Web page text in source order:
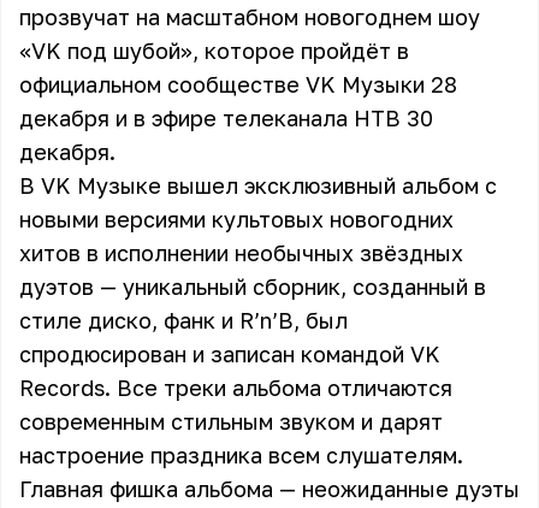
прозвучат на масштабном новогоднем шоу
«VK под шубой», которое пройдёт в
официальном сообществе VK Музыки 28
декабря и в эфире телеканала НТВ 30
декабря.
В VK Музыке вышел эксклюзивный альбом с
новыми версиями культовых новогодних
хитов в исполнении необычных звёздных
дуэтов — уникальный сборник, созданный в
стиле диско, фанк и R’n’B, был
спродюсирован и записан командой VK
Records. Все треки альбома отличаются
современным стильным звуком и дарят
настроение праздника всем слушателям.
Главная фишка альбома — неожиданные дуэты